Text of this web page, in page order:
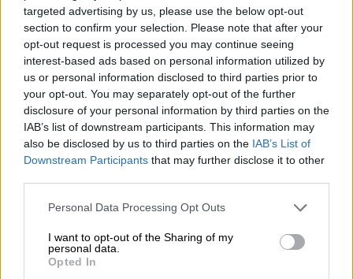
targeted advertising by us, please use the below opt-out
section to confirm your selection. Please note that after your
opt-out request is processed you may continue seeing
interest-based ads based on personal information utilized by
us or personal information disclosed to third parties prior to
your opt-out. You may separately opt-out of the further
disclosure of your personal information by third parties on the
IAB’s list of downstream participants. This information may
also be disclosed by us to third parties on the IAB’s List of
Downstream Participants that may further disclose it to other
Please note that this website/app uses one or more Google
not limited to your visit or usage behaviour. You may click to
grant or deny consent to Google and its third-party tags to
use your data for below specified purposes in below Google
Personal Data Processing Opt Outs
I want to opt-out of the Sharing of my
personal data.
Opted In
Λήφθηκε υπόψη η ιδιότητα του κ.
Ανδρουλάκη ως μέλους του Ευρωπαϊκού
Κοινοβουλίου; Ήταν, ο κ. Ανδρουλάκης
ελεγχόμενος για κατασκοπεία ή τρομοκρατία
ή επιβουλή κατά του πολιτεύματος και της
εδαφικής ακεραιότητας της χώρας;
2.Ποιος επιχείρησε να παγιδεύσειτο κινητό
λογισμικό Predator; Συνδέεται το γεγονός
με την δήθεν «νόμιμη επισύνδεση» στις
τηλεφωνικές επικοινωνίες ενός προσώπου